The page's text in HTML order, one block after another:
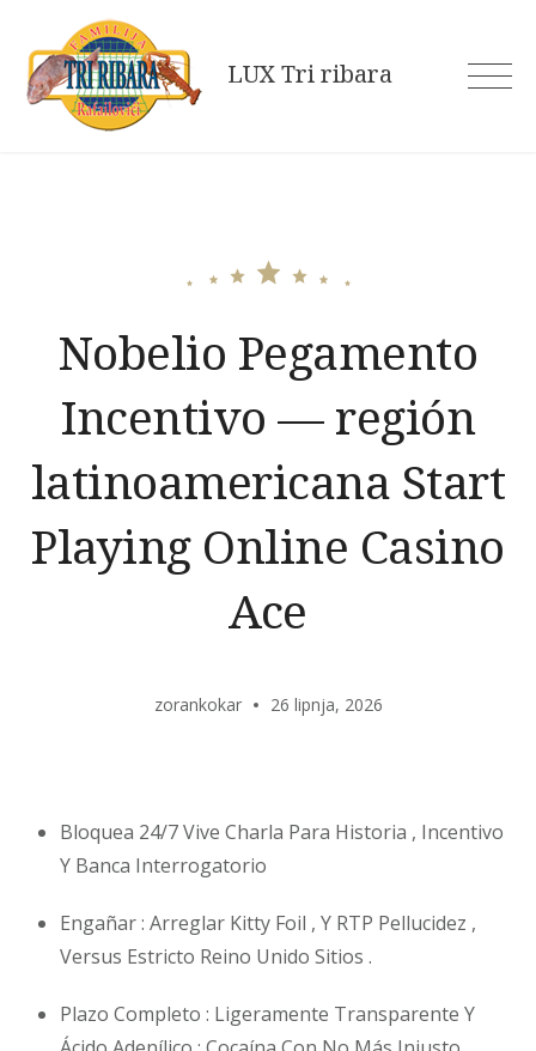
content
LUX Tri ribara
Nobelio Pegamento
Incentivo — región
latinoamericana Start
Playing Online Casino
Ace
zorankokar 26 lipnja, 2026
Bloquea 24/7 Vive Charla Para Historia , Incentivo
Y Banca Interrogatorio
Engañar : Arreglar Kitty Foil , Y RTP Pellucidez ,
Versus Estricto Reino Unido Sitios .
Plazo Completo : Ligeramente Transparente Y